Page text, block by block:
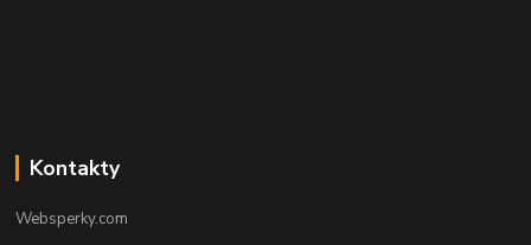
Kontakty
Websperky.com